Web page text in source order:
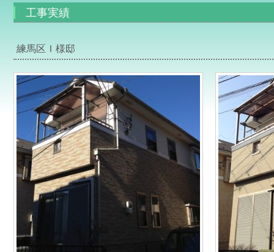
工事実績
練馬区Ｉ様邸